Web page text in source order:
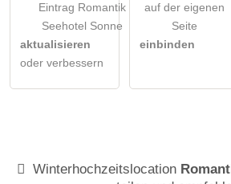
Eintrag Romantik
Seehotel Sonne
aktualisieren
oder verbessern
auf der eigenen
Seite
einbinden
Winterhochzeitslocation